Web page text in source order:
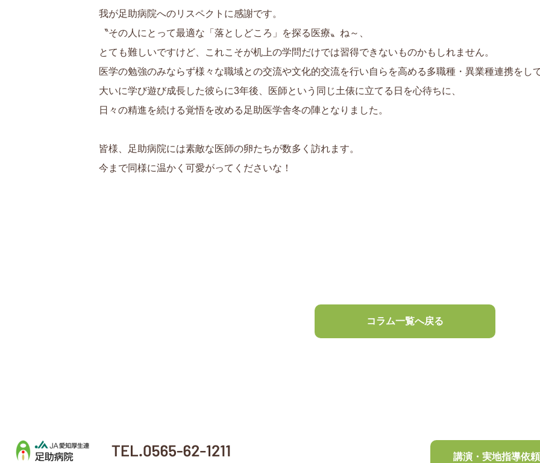
我が足助病院へのリスペクトに感謝です。
〝その人にとって最適な「落としどころ」を探る医療〟ね～、
とても難しいですけど、これこそが机上の学問だけでは習得できないものかもしれません。
医学の勉強のみならず様々な職域との交流や文化的交流を行い自らを高める多職種・異業種連携をし
大いに学び遊び成長した彼らに3年後、医師という同じ土俵に立てる日を心待ちに、
日々の精進を続ける覚悟を改める足助医学舎冬の陣となりました。
皆様、足助病院には素敵な医師の卵たちが数多く訪れます。
今まで同様に温かく可愛がってくださいな！
コラム一覧へ戻る
講演・実地指導依